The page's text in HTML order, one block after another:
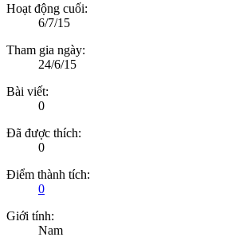
Hoạt động cuối:
6/7/15
Tham gia ngày:
24/6/15
Bài viết:
0
Đã được thích:
0
Điểm thành tích:
0
Giới tính:
Nam